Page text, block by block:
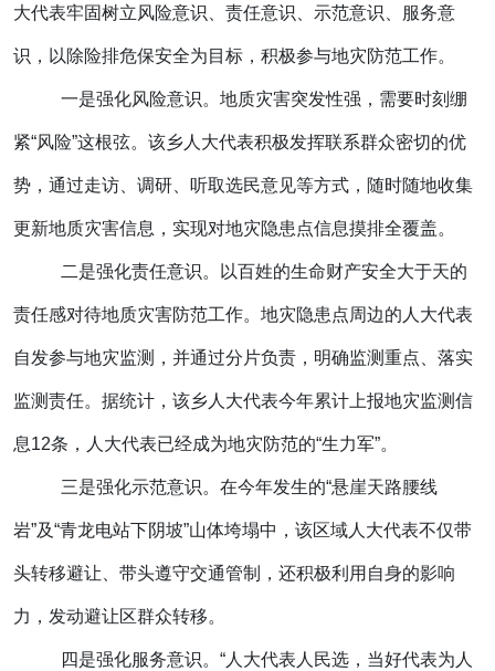
大代表牢固树立风险意识、责任意识、示范意识、服务意
识，以除险排危保安全为目标，积极参与地灾防范工作。
一是强化风险意识。地质灾害突发性强，需要时刻绷
紧“风险”这根弦。该乡人大代表积极发挥联系群众密切的优
势，通过走访、调研、听取选民意见等方式，随时随地收集
更新地质灾害信息，实现对地灾隐患点信息摸排全覆盖。
二是强化责任意识。以百姓的生命财产安全大于天的
责任感对待地质灾害防范工作。地灾隐患点周边的人大代表
自发参与地灾监测，并通过分片负责，明确监测重点、落实
监测责任。据统计，该乡人大代表今年累计上报地灾监测信
息12条，人大代表已经成为地灾防范的“生力军”。
三是强化示范意识。在今年发生的“悬崖天路腰线
岩”及“青龙电站下阴坡”山体垮塌中，该区域人大代表不仅带
头转移避让、带头遵守交通管制，还积极利用自身的影响
力，发动避让区群众转移。
四是强化服务意识。“人大代表人民选，当好代表为人